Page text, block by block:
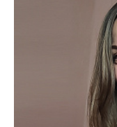
Организаторы:
Предыдущая
Благодарим